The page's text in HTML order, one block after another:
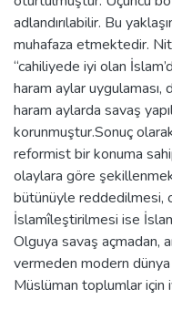
adlandırılabilir. Bu
muhafaza etmektedir.
“cahiliyede iyi olan
haram aylar
haram aylarda savaş
korunmuştur.Sonuç
reformist bir konuma
olaylara göre
bütünüyle reddedilmesi,
İslamîleştirilmesi ise
Olguya savaş açmadan,
vermeden modern dünya
Müslüman toplumlar için